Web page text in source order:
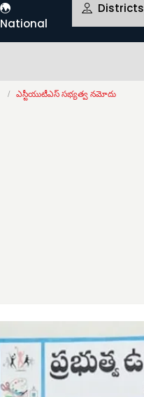
National
Districts
ఎస్టీయుటీఎస్ సభ్యత్వ నమోదు